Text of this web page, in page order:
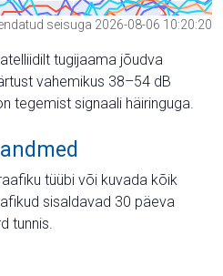
seisuga 2026-08-06 10:20:20
tugijaama jõudva
vahemikus 38–54 dB
tegemist signaali häiringuga.
tüübi või kuvada kõik
sisaldavad 30 päeva
tunnis.